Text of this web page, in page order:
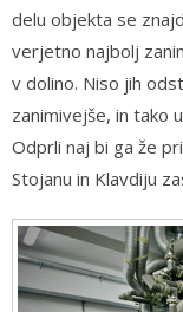
delu objekta se
verjetno najbolj
v dolino. Niso jih
zanimivejše, in tako
Odprli naj bi ga že
Stojanu in Klavdiju